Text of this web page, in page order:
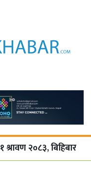
श्रावण २०८३, बिहिबार